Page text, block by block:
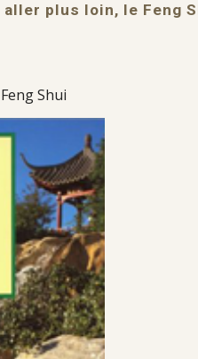
aller plus loin, le Feng
Shui